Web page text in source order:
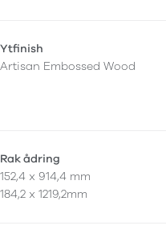
Ytfinish
Artisan Embossed Wood
Rak ådring
152,4 x 914,4 mm
184,2 x 1219,2mm